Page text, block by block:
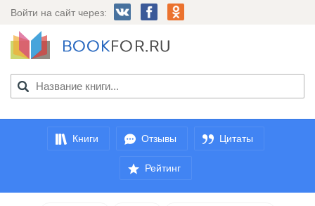
Войти на сайт через:
Книги Отзывы Цитаты
Рейтинг